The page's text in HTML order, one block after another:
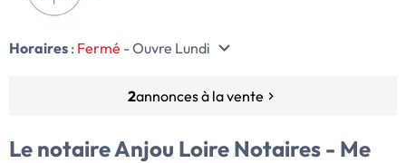
Horaires : Fermé - Ouvre Lundi
2annonces à la vente
Le notaireAnjou Loire Notaires - Me